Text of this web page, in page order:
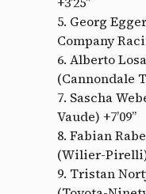
5. Georg
Company
6. Alberto
(Cannondale
7. Sascha
Vaude) +7’09”
8. Fabian
(Wilier-Pirelli)
9. Tristan